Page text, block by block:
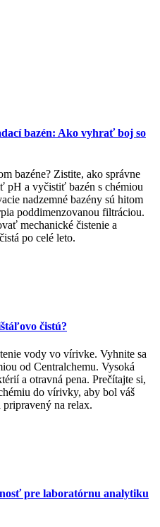
bazén: Ako vyhrať boj so
bazéne? Zistite, ako správne
pH a vyčistiť bazén s chémiou
nadzemné bazény sú hitom
poddimenzovanou filtráciou.
mechanické čistenie a
po celé leto.
čistú?
vody vo vírivke. Vyhnite sa
od Centralchemu. Vysoká
a otravná pena. Prečítajte si,
do vírivky, aby bol váš
na relax.
pre laboratórnu analytiku